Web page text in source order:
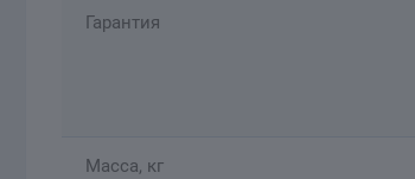
Гарантия
Масса, кг